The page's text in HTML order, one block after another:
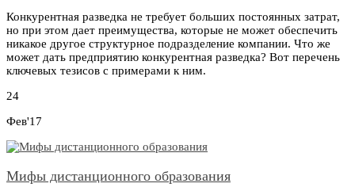
Конкурентная разведка не требует больших постоянных затрат,
но при этом дает преимущества, которые не может обеспечить
никакое другое структурное подразделение компании. Что же
может дать предприятию конкурентная разведка? Вот перечень
ключевых тезисов с примерами к ним.
24
Фев'17
Мифы дистанционного образования